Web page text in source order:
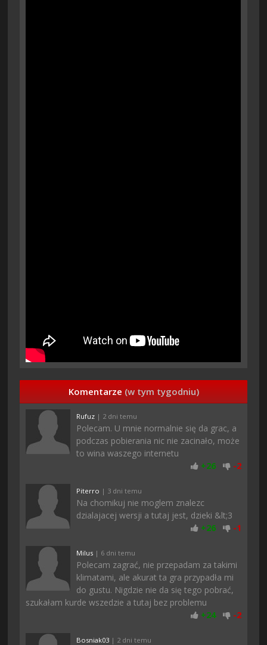
Komentarze (w tym tygodniu)
Rufuz | 2 dni temu
Polecam. U mnie normalnie się da grac, a
podczas pobierania nic nie zacinało, może
to wina waszego internetu
+26 -2
Piterro | 3 dni temu
Na chomikuj nie moglem znalezc
dzialajacej wersji a tutaj jest, dzieki &lt;3
+26 -1
Milus | 6 dni temu
Polecam zagrać, nie przepadam za takimi
klimatami, ale akurat ta gra przypadła mi
do gustu. Nigdzie nie da się tego pobrać,
szukałam kurde wszedzie a tutaj bez problemu
+24 -2
Bosniak03 | 2 dni temu